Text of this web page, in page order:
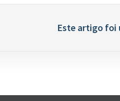
Este artigo foi